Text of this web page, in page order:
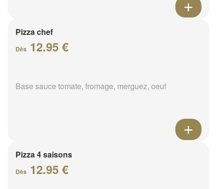
Pizza chef
Dès 12.95 €
Base sauce tomate, fromage, merguez, oeuf
Pizza 4 saisons
Dès 12.95 €